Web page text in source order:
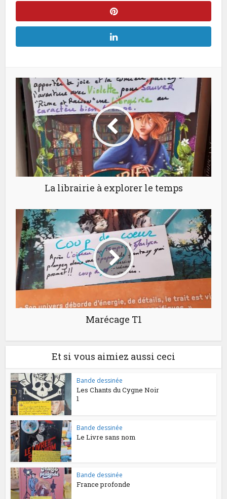
La librairie à explorer le temps
Marécage T1
Et si vous aimiez aussi ceci
Bande dessinée
Les Chants du Cygne Noir
1
Bande dessinée
Le Livre sans nom
Bande dessinée
France profonde